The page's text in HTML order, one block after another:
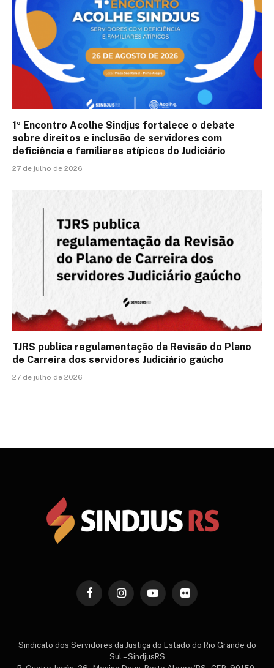
1º Encontro Acolhe Sindjus fortalece o debate
sobre direitos e inclusão de servidores com
deficiência e familiares atípicos do Judiciário
27 de julho de 2026
TJRS publica regulamentação da Revisão do Plano
de Carreira dos servidores Judiciário gaúcho
27 de julho de 2026
FacebookInstagramYouTubeFlickr
Sindicato dos Servidores da Justiça do Estado do Rio Grande do
Sul – SindjusRS